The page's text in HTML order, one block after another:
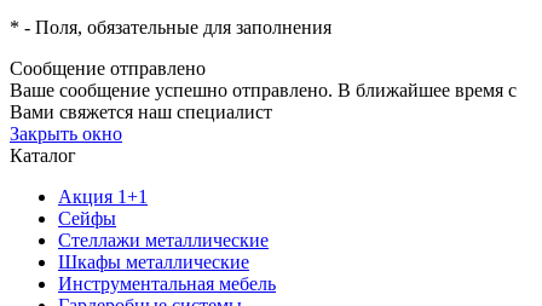
* - Поля, обязательные для заполнения
Сообщение отправлено
Ваше сообщение успешно отправлено. В ближайшее время с
Вами свяжется наш специалист
Закрыть окно
Каталог
Акция 1+1
Сейфы
Стеллажи металлические
Шкафы металлические
Инструментальная мебель